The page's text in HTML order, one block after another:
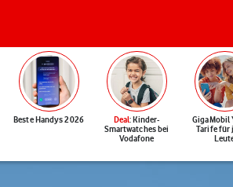
Beste Handys 2026 Deal: Kinder-
Smartwatches bei
Vodafone
GigaMobil
Tarife für